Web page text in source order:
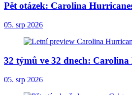
Pět otázek: Carolina
05. srp 2026
32 týmů ve 32 dnech: Carolina
05. srp 2026